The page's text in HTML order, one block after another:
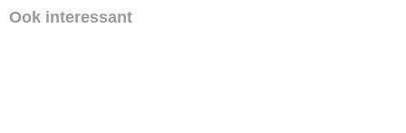
Ook interessant